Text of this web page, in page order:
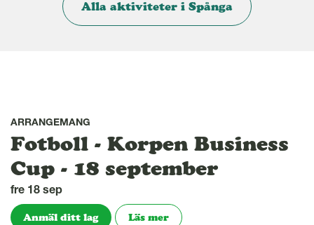
Alla aktiviteter i Spånga
ARRANGEMANG
Fotboll - Korpen Business
Cup - 18 september
fre 18 sep
Anmäl ditt lag Läs mer